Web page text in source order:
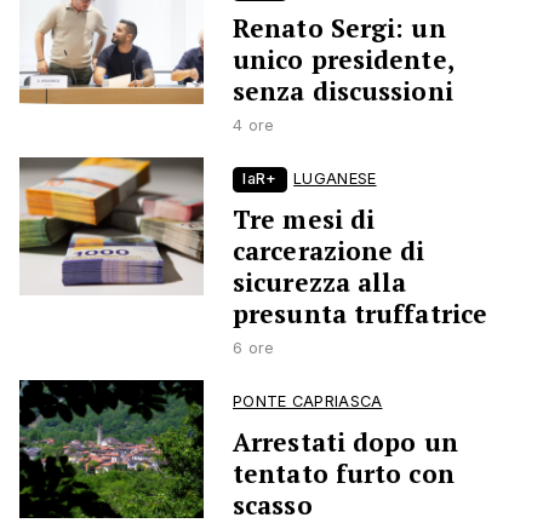
Renato Sergi: un
unico presidente,
senza discussioni
4 ore
laR+ LUGANESE
Tre mesi di
carcerazione di
sicurezza alla
presunta truffatrice
6 ore
PONTE CAPRIASCA
Arrestati dopo un
tentato furto con
scasso